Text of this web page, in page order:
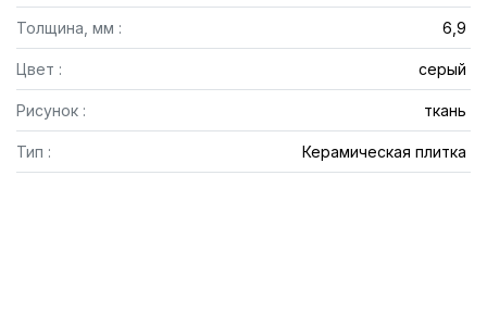
Толщина, мм : 6,9
Цвет : серый
Рисунок : ткань
Тип : Керамическая плитка